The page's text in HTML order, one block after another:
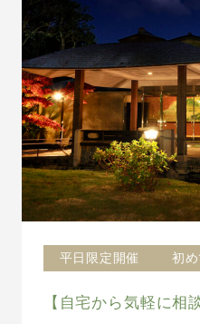
平日限定開催 初
【自宅から気軽に相